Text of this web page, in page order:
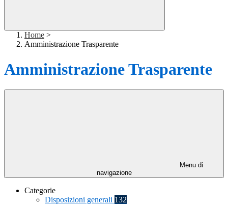
Home >
Amministrazione Trasparente
Amministrazione Trasparente
Menu di
navigazione
Categorie
Disposizioni generali 132